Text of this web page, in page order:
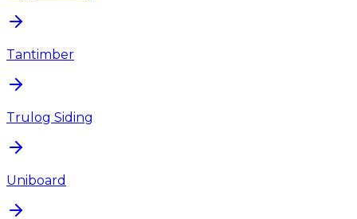
Tantimber
Trulog Siding
Uniboard